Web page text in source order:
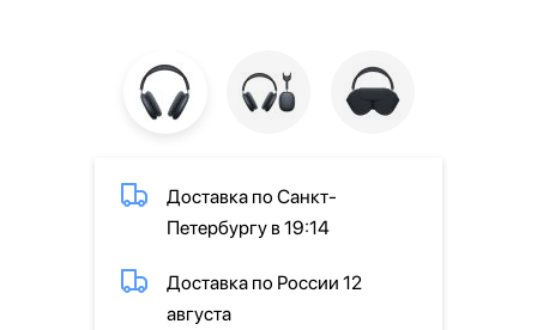
Доставка по Санкт-
Петербургу в 19:14
Доставка по России 12
августа